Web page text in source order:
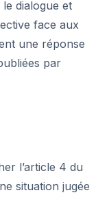
dialogue et
face aux
une réponse
par
l’article 4 du
situation jugée